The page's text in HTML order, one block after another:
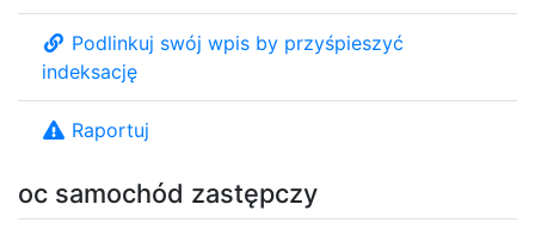
oc samochód zastępczy
Podlinkuj swój wpis by przyśpieszyć
indeksację
Raportuj